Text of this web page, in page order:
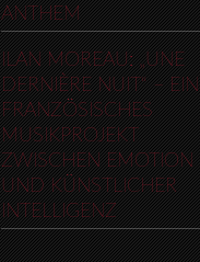
ANTHEM
ILAN MOREAU: „UNE
DERNIÈRE NUIT“ – EIN
FRANZÖSISCHES
MUSIKPROJEKT
ZWISCHEN EMOTION
UND KÜNSTLICHER
INTELLIGENZ